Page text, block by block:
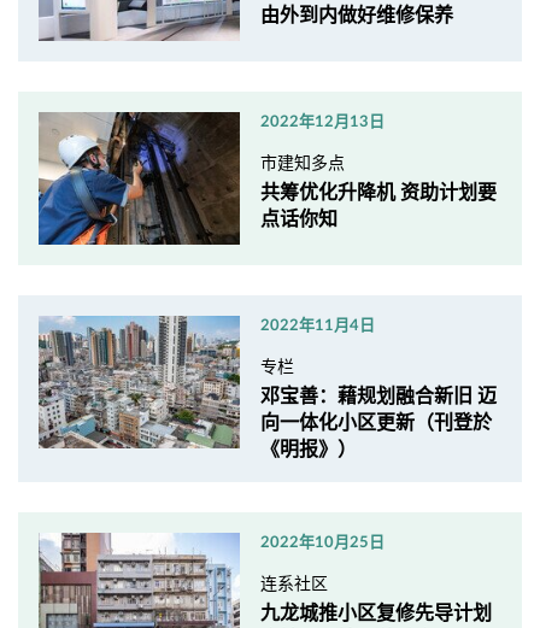
由外到内做好维修保养
2022年12月13日
市建知多点
共筹优化升降机 资助计划要
点话你知
2022年11月4日
专栏
邓宝善：藉规划融合新旧 迈
向一体化小区更新（刊登於
《明报》）
2022年10月25日
连系社区
九龙城推小区复修先导计划